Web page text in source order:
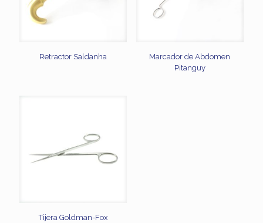
Retractor Saldanha
Marcador de Abdomen
Pitanguy
Tijera Goldman-Fox